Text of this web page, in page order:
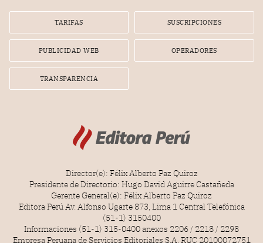
TARIFAS SUSCRIPCIONES
PUBLICIDAD WEB OPERADORES
TRANSPARENCIA
Director(e): Félix Alberto Paz Quiroz
Presidente de Directorio: Hugo David Aguirre Castañeda
Gerente General(e): Félix Alberto Paz Quiroz
Editora Perú Av. Alfonso Ugarte 873, Lima 1 Central Telefónica
(51-1) 3150400
Informaciones (51-1) 315-0400 anexos 2206 / 2218 / 2298
Empresa Peruana de Servicios Editoriales S.A. RUC 20100072751